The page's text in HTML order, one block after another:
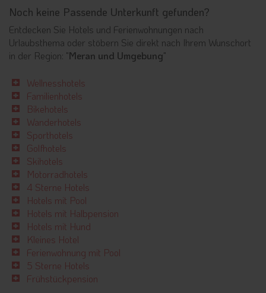
Noch keine Passende Unterkunft gefunden?
Entdecken Sie Hotels und Ferienwohnungen nach
Urlaubsthema oder stöbern Sie direkt nach Ihrem Wunschort
in der Region: "Meran und Umgebung"
Wellnesshotels
Familienhotels
Bikehotels
Wanderhotels
Sporthotels
Golfhotels
Skihotels
Motorradhotels
4 Sterne Hotels
Hotels mit Pool
Hotels mit Halbpension
Hotels mit Hund
Kleines Hotel
Ferienwohnung mit Pool
5 Sterne Hotels
Frühstückpension